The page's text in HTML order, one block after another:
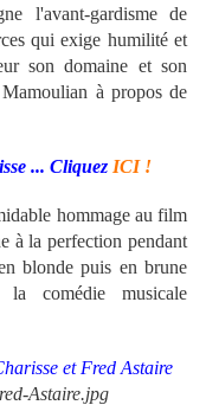
l'avant-gardisme de
qui exige humilité et
son domaine et son
à propos de
... Cliquez ICI !
hommage au film
à la perfection pendant
blonde puis en brune
comédie musicale
et Fred Astaire